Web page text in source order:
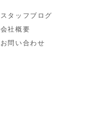
スタッフブログ
会社概要
お問い合わせ